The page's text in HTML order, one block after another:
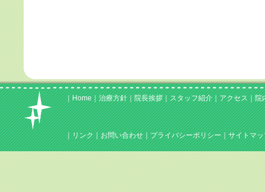
｜Home｜治療方針｜院長挨拶｜スタッフ紹介｜アクセス｜院
｜リンク｜お問い合わせ｜プライバシーポリシー｜サイトマ